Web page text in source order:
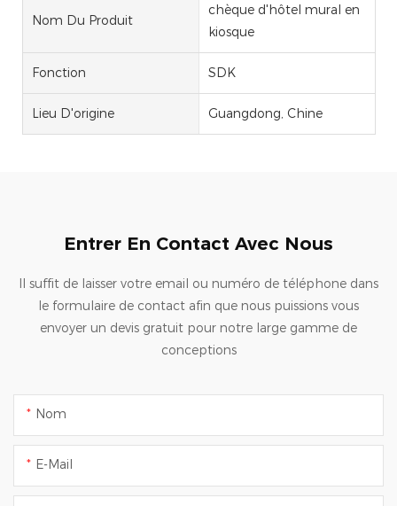
Nom Du Produit
chèque d'hôtel mural en
kiosque
Fonction SDK
Lieu D'origine Guangdong, Chine
Entrer En Contact Avec Nous
Il suffit de laisser votre email ou numéro de téléphone dans
le formulaire de contact afin que nous puissions vous
envoyer un devis gratuit pour notre large gamme de
conceptions
Nom
E-Mail